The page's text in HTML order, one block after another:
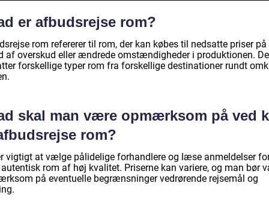
er afbudsrejse rom?
rom refererer til rom, der kan købes til nedsatte priser på
af overskud eller ændrede omstændigheder i produktionen.
forskellige typer rom fra forskellige destinationer rundt
skal man være opmærksom på ved
rom?
vigtigt at vælge pålidelige forhandlere og læse anmeldelser
rom af høj kvalitet. Priserne kan variere, og man bør
på eventuelle begrænsninger vedrørende rejsemål og